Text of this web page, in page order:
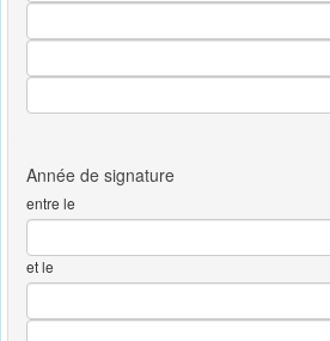
entre le
et le